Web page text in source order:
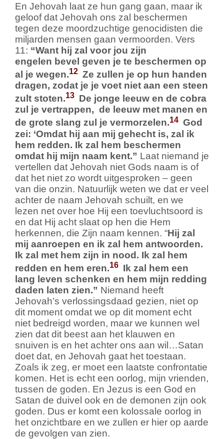
En Jehovah laat ze hun gang gaan, maar ik
geloof dat Jehovah ons zal beschermen
tegen deze moordzuchtige genocidisten die
miljarden mensen gaan vermoorden. Vers
11: “Want hij zal voor jou zijn
engelen bevel geven je te beschermen op
al je wegen.12 Ze zullen je op hun handen
dragen, zodat je je voet niet aan een steen
zult stoten.13 De jonge leeuw en de cobra
zul je vertrappen, de leeuw met manen en
de grote slang zul je vermorzelen.14 God
zei: ‘Omdat hij aan mij gehecht is, zal ik
hem redden. Ik zal hem beschermen
omdat hij mijn naam kent.” Laat niemand je
vertellen dat Jehovah niet Gods naam is of
dat het niet zo wordt uitgesproken – geen
van die onzin. Natuurlijk weten we dat er veel
achter de naam Jehovah schuilt, en we
lezen net over hoe Hij een toevluchtsoord is
en dat Hij acht slaat op hen die Hem
herkennen, die Zijn naam kennen. “Hij zal
mij aanroepen en ik zal hem antwoorden.
Ik zal met hem zijn in nood. Ik zal hem
redden en hem eren.16 Ik zal hem een
lang leven schenken en hem mijn redding
daden laten zien.” Niemand heeft
Jehovah’s verlossingsdaad gezien, niet op
dit moment omdat we op dit moment echt
niet bedreigd worden, maar we kunnen wel
zien dat dit beest aan het klauwen en
snuiven is en het achter ons aan wil…Satan
doet dat, en Jehovah gaat het toestaan.
Zoals ik zeg, er moet een laatste confrontatie
komen. Het is echt een oorlog, mijn vrienden,
tussen de goden. En Jezus is een God en
Satan de duivel ook en de demonen zijn ook
goden. Dus er komt een kolossale oorlog in
het onzichtbare en we zullen er hier op aarde
de gevolgen van zien.